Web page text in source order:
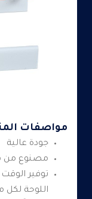
مواصفات
جودة عالية
مصنوع من
توفير
اللوحة